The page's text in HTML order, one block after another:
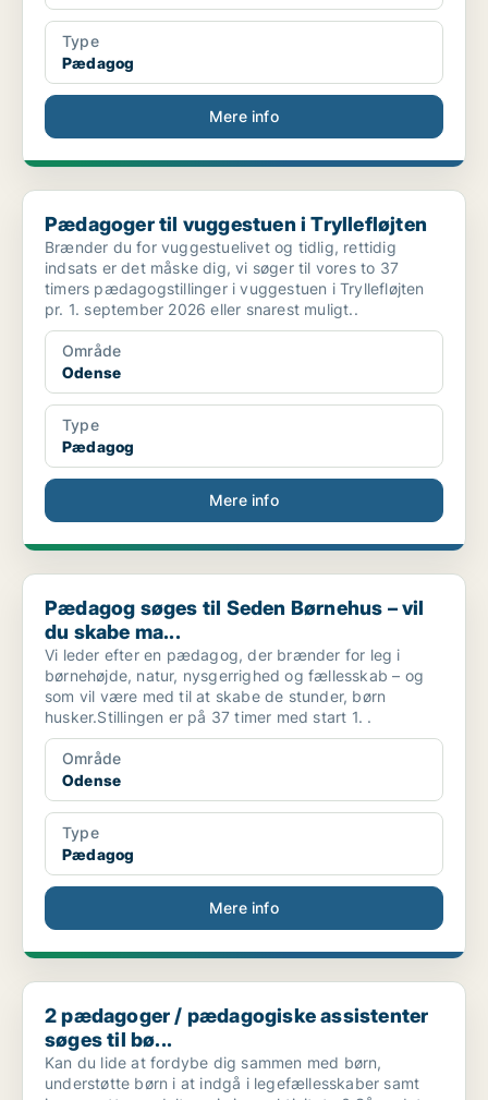
Type
Pædagog
Mere info
Pædagoger til vuggestuen i Tryllefløjten
Pædagoger til vuggestuen i Tryllefløjten
Brænder du for vuggestuelivet og tidlig, rettidig
indsats er det måske dig, vi søger til vores to 37
timers pædagogstillinger i vuggestuen i Tryllefløjten
pr. 1. september 2026 eller snarest muligt..
Område
Odense
Type
Pædagog
Mere info
Pædagog søges til Seden Børnehus – vil du skabe ma...
Pædagog søges til Seden Børnehus – vil
du skabe ma...
Vi leder efter en pædagog, der brænder for leg i
børnehøjde, natur, nysgerrighed og fællesskab – og
som vil være med til at skabe de stunder, børn
husker.Stillingen er på 37 timer med start 1. .
Område
Odense
Type
Pædagog
Mere info
2 pædagoger / pædagogiske assistenter søges til bø...
2 pædagoger / pædagogiske assistenter
søges til bø...
Kan du lide at fordybe dig sammen med børn,
understøtte børn i at indgå i legefællesskaber samt